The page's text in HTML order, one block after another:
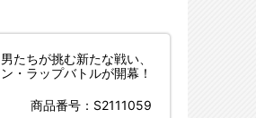
たちが挑む新たな戦い、
・ラップバトルが開幕！
商品番号： S2111059